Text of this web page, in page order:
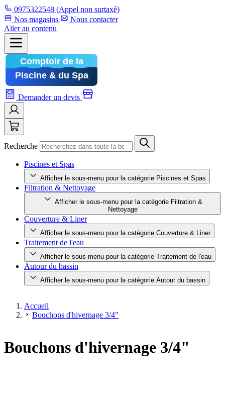
0975322548 (Appel non surtaxé)
Nos magasins
Nous contacter
Aller au contenu
Demander un devis
Recherche
Piscines et Spas
Afficher le sous-menu pour la catégorie Piscines et Spas
Filtration & Nettoyage
Afficher le sous-menu pour la catégorie Filtration &
Nettoyage
Couverture & Liner
Afficher le sous-menu pour la catégorie Couverture & Liner
Traitement de l'eau
Afficher le sous-menu pour la catégorie Traitement de l'eau
Autour du bassin
Afficher le sous-menu pour la catégorie Autour du bassin
Accueil
Bouchons d'hivernage 3/4"
Bouchons d'hivernage 3/4"